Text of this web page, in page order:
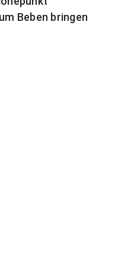
Beben bringen